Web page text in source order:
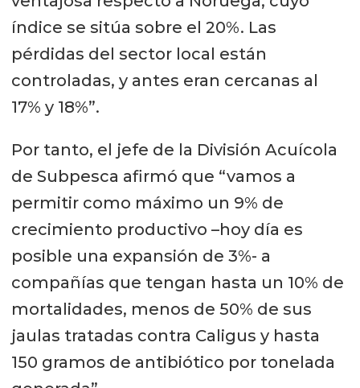
índice se sitúa sobre el 20%. Las
pérdidas del sector local están
controladas, y antes eran cercanas al
17% y 18%”.
Por tanto, el jefe de la División Acuícola
de Subpesca afirmó que “vamos a
permitir como máximo un 9% de
crecimiento productivo –hoy día es
posible una expansión de 3%- a
compañías que tengan hasta un 10% de
mortalidades, menos de 50% de sus
jaulas tratadas contra Caligus y hasta
150 gramos de antibiótico por tonelada